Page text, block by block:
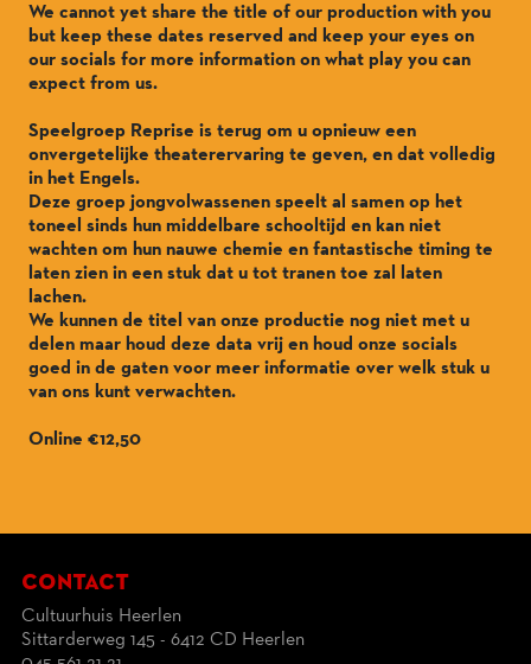
We cannot yet share the title of our production with you
but keep these dates reserved and keep your eyes on
our socials for more information on what play you can
expect from us.
Speelgroep Reprise is terug om u opnieuw een
onvergetelijke theaterervaring te geven, en dat volledig
in het Engels.
Deze groep jongvolwassenen speelt al samen op het
toneel sinds hun middelbare schooltijd en kan niet
wachten om hun nauwe chemie en fantastische timing te
laten zien in een stuk dat u tot tranen toe zal laten
lachen.
We kunnen de titel van onze productie nog niet met u
delen maar houd deze data vrij en houd onze socials
goed in de gaten voor meer informatie over welk stuk u
van ons kunt verwachten.
Online €12,50
contact
Cultuurhuis Heerlen
Sittarderweg 145 - 6412 CD Heerlen